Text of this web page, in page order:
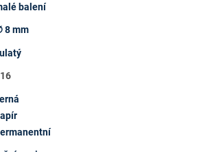
balení
8 mm